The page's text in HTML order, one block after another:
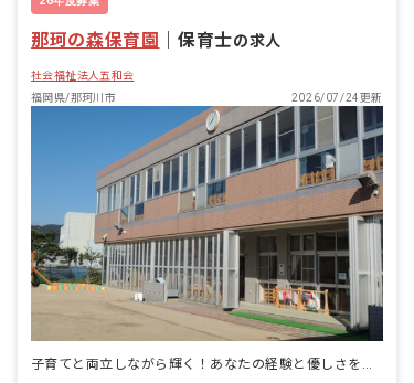
那珂の森保育園 ｜保育士の求人
社会福祉法人五和会
福岡県/那珂川市
2026/07/24更新